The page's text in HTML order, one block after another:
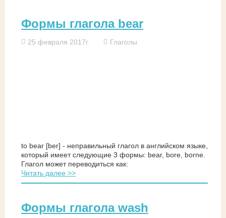
Формы глагола bear
25 февраля 2017г. Глаголы
to bear [ber] - неправильный глагол в английском языке,
который имеет следующие 3 формы: bear, bore, borne.
Глагол может переводиться как:
Читать далее >>
Формы глагола wash